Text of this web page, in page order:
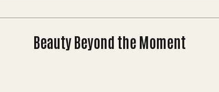
Beauty Beyond the Moment